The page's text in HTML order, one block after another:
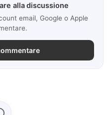
alla discussione
email, Google o Apple